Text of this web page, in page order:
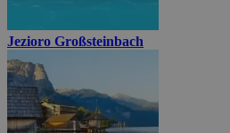
Jezioro Großsteinbach